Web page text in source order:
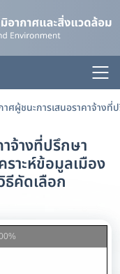
จ้างที่ปรึกษา
าะห์ข้อมูลเมือง
คัดเลือก